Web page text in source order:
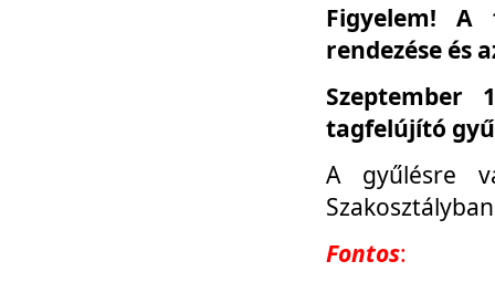
Figyelem! A
rendezése és
Szeptember
tagfelújító
A gyűlésre
Fontos: